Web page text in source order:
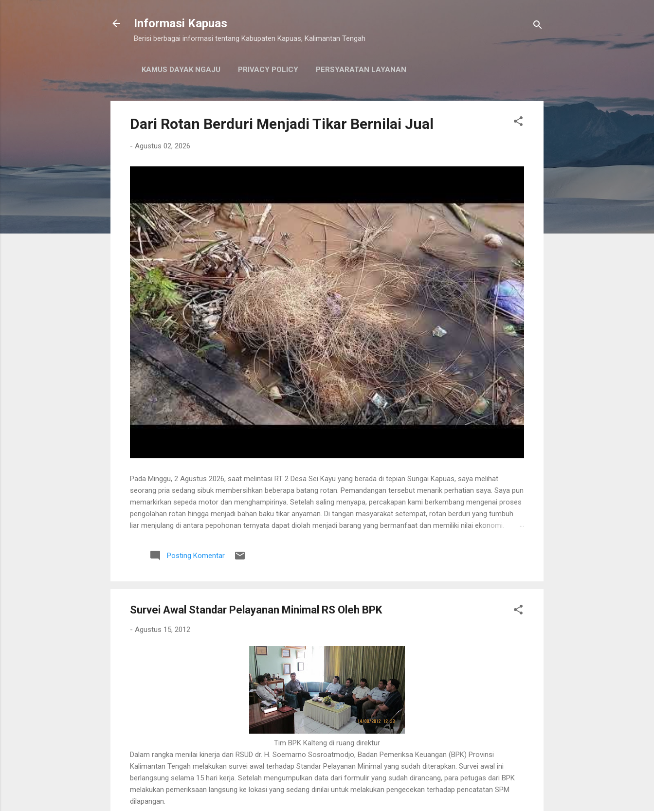
Informasi Kapuas
Berisi berbagai informasi tentang Kabupaten Kapuas, Kalimantan Tengah
KAMUS DAYAK NGAJU PRIVACY POLICY PERSYARATAN LAYANAN
Dari Rotan Berduri Menjadi Tikar Bernilai Jual
- Agustus 02, 2026
Pada Minggu, 2 Agustus 2026, saat melintasi RT 2 Desa Sei Kayu yang berada di tepian Sungai Kapuas, saya melihat
seorang pria sedang sibuk membersihkan beberapa batang rotan. Pemandangan tersebut menarik perhatian saya. Saya pun
memarkirkan sepeda motor dan menghampirinya. Setelah saling menyapa, percakapan kami berkembang mengenai proses
pengolahan rotan hingga menjadi bahan baku tikar anyaman. Di tangan masyarakat setempat, rotan berduri yang tumbuh
liar menjulang di antara pepohonan ternyata dapat diolah menjadi barang yang bermanfaat dan memiliki nilai ekonomi.
Tanaman itu diperkirakan telah berusia sekitar sepuluh tahun. Rotan dikenal memiliki banyak duri sehingga tidak mudah
untuk ditarik dan dipanen. Menurutnya, sebelum menarik rotan, duri-duri pada bagian batang yang akan dipegang harus
Posting Komentar
Survei Awal Standar Pelayanan Minimal RS Oleh BPK
- Agustus 15, 2012
Tim BPK Kalteng di ruang direktur
Dalam rangka menilai kinerja dari RSUD dr. H. Soemarno Sosroatmodjo, Badan Pemeriksa Keuangan (BPK) Provinsi
Kalimantan Tengah melakukan survei awal terhadap Standar Pelayanan Minimal yang sudah diterapkan. Survei awal ini
berlangsung selama 15 hari kerja. Setelah mengumpulkan data dari formulir yang sudah dirancang, para petugas dari BPK
melakukan pemeriksaan langsung ke lokasi yang sedang dinilai untuk melakukan pengecekan terhadap pencatatan SPM
dilapangan.